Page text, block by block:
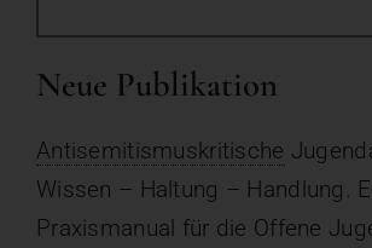
Neue Publikation
Antisemitismuskritische
Wissen – Haltung – Handlung.
Praxismanual für die Offene